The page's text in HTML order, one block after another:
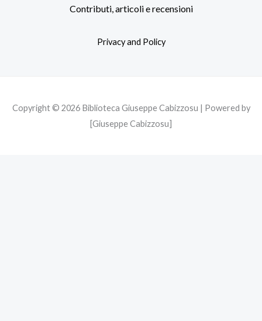
b
k
t
a
a
Contributi, articoli e recensioni
Privacy and Policy
Copyright © 2026 Biblioteca Giuseppe Cabizzosu | Powered by
[Giuseppe Cabizzosu]